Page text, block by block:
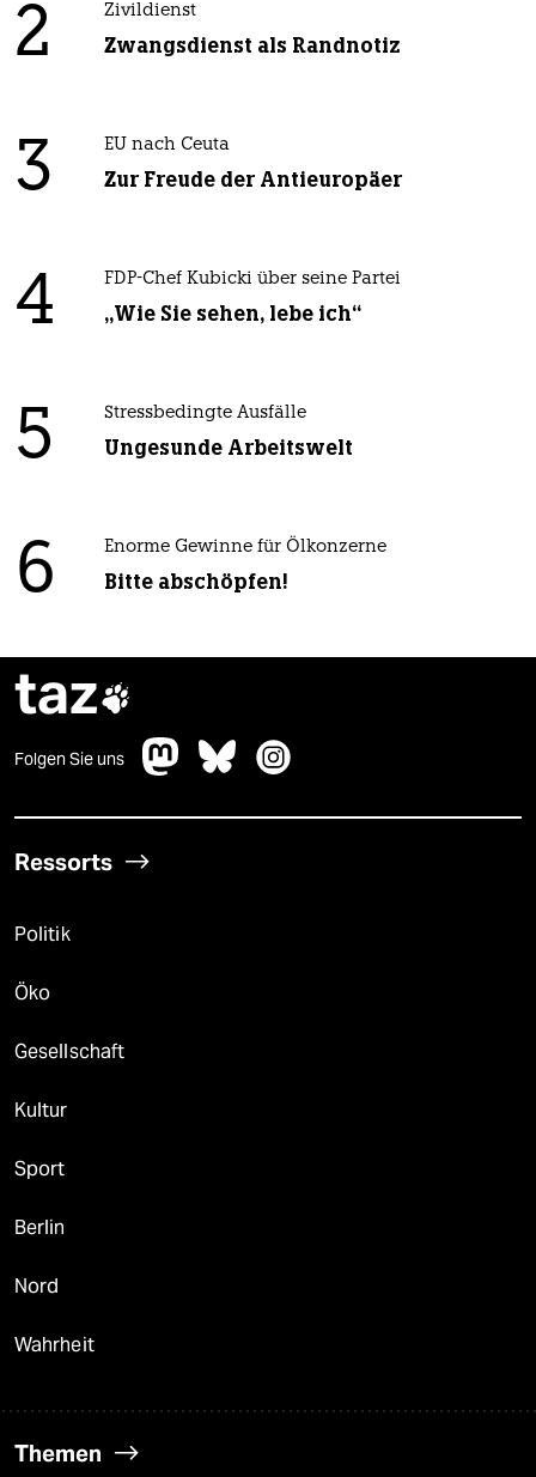
2 Zivildienst
Zwangsdienst als Randnotiz
3 EU nach Ceuta
Zur Freude der Antieuropäer
4 FDP-Chef Kubicki über seine Partei
„Wie Sie sehen, lebe ich“
5 Stressbedingte Ausfälle
Ungesunde Arbeitswelt
6 Enorme Gewinne für Ölkonzerne
Bitte abschöpfen!
taz
Folgen Sie uns
Ressorts
Politik
Öko
Gesellschaft
Kultur
Sport
Berlin
Nord
Wahrheit
Themen